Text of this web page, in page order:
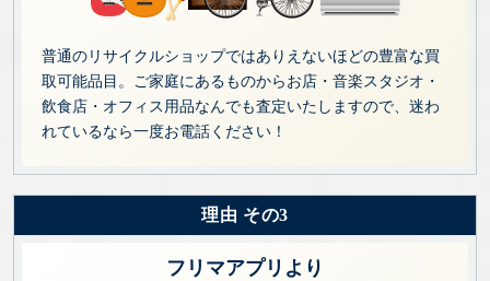
普通のリサイクルショップではありえないほどの豊富な買
取可能品目。ご家庭にあるものからお店・音楽スタジオ・
飲食店・オフィス用品なんでも査定いたしますので、迷わ
れているなら一度お電話ください！
理由 その3
フリマアプリより